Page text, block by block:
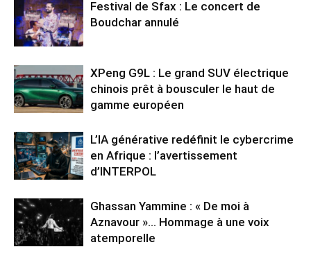
Festival de Sfax : Le concert de
Boudchar annulé
XPeng G9L : Le grand SUV électrique
chinois prêt à bousculer le haut de
gamme européen
L’IA générative redéfinit le cybercrime
en Afrique : l’avertissement
d’INTERPOL
Ghassan Yammine : « De moi à
Aznavour »… Hommage à une voix
atemporelle